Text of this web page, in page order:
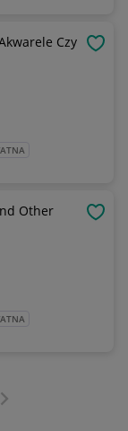
Czy
Other
Następna strona